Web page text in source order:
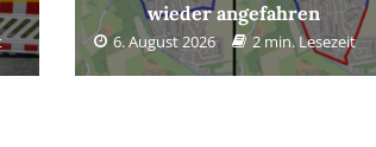
wieder angefahren
6. August 2026 2 min. Lesezeit